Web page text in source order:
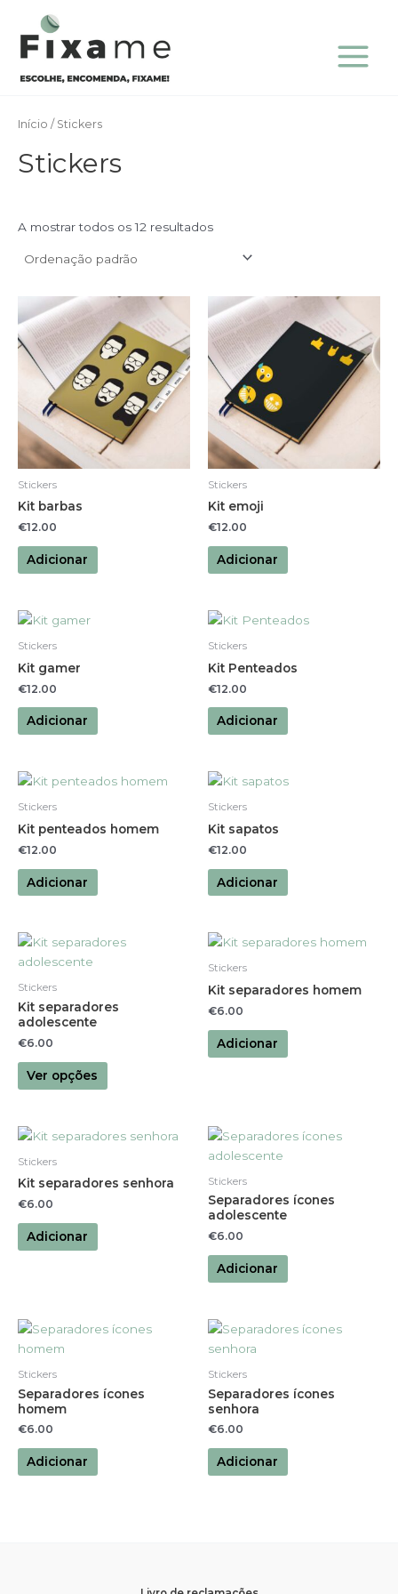
content
Menu
Início / Stickers
Stickers
A mostrar todos os 12 resultados
Stickers
Kit barbas
€12.00
Adicionar
Stickers
Kit emoji
€12.00
Adicionar
Stickers
Kit gamer
€12.00
Adicionar
Stickers
Kit Penteados
€12.00
Adicionar
Stickers
Kit penteados homem
€12.00
Adicionar
Stickers
Kit sapatos
€12.00
Adicionar
Stickers
Kit separadores
adolescente
€6.00
Ver opções
This
options
on
product
Stickers
Kit separadores homem
€6.00
Adicionar
Stickers
Kit separadores senhora
€6.00
Adicionar
Stickers
Separadores ícones
adolescente
€6.00
Adicionar
Stickers
Separadores ícones
homem
€6.00
Adicionar
Stickers
Separadores ícones
senhora
€6.00
Adicionar